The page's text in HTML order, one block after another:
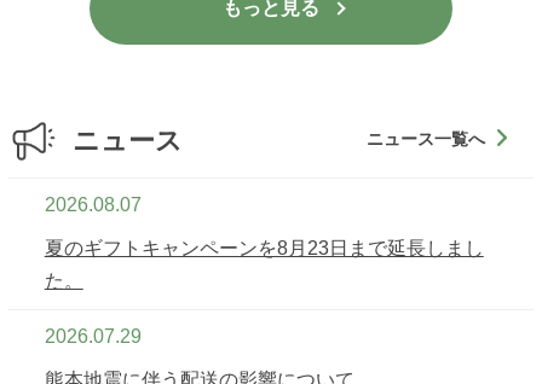
もっと見る
2026.08.07
夏のギフトキャンペーンを8月23日まで延長しまし
た。
2026.07.29
熊本地震に伴う配送の影響について